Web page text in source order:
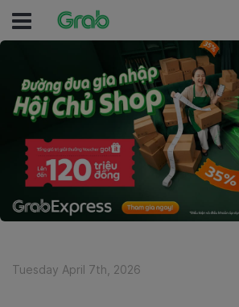
Tuesday April 7th, 2026